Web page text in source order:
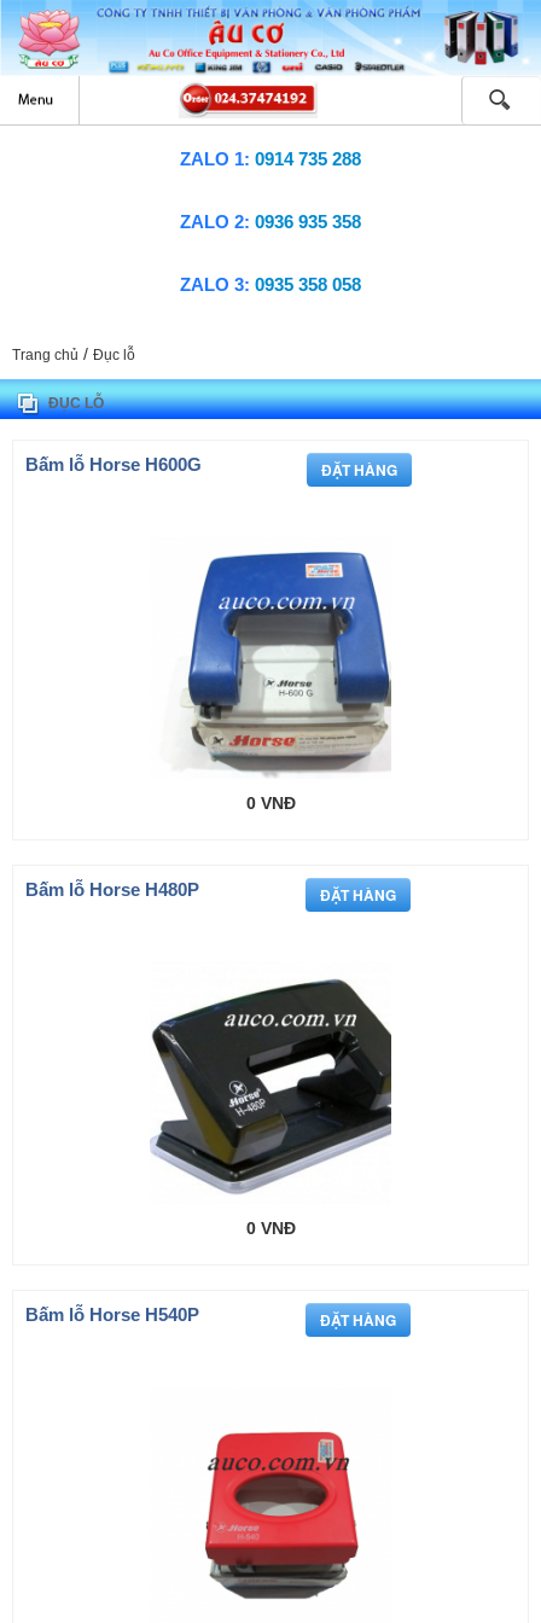
ZALO 1: 0914 735 288
ZALO 2: 0936 935 358
ZALO 3: 0935 358 058
Trang chủ / Đục lỗ
ĐỤC LỖ
Bấm lỗ Horse H600G
0 VNĐ
Bấm lỗ Horse H480P
0 VNĐ
Bấm lỗ Horse H540P